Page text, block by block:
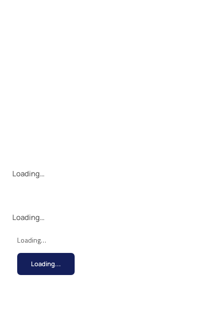
Loading…
Loading…
Loading…
Loading...